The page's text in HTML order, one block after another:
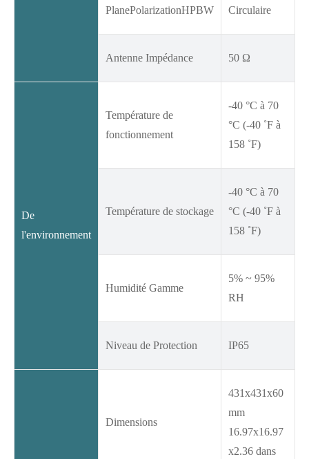
PlanePolarizationHPBW
Circulaire
Antenne Impédance 50 Ω
De
l'environnement
Température de
fonctionnement
-40 °C à 70
°C (-40 ˚F à
158 ˚F)
Température de stockage
-40 °C à 70
°C (-40 ˚F à
158 ˚F)
Humidité Gamme
5% ~ 95%
RH
Niveau de Protection IP65
Dimensions
431x431x60
mm
16.97x16.97
x2.36 dans